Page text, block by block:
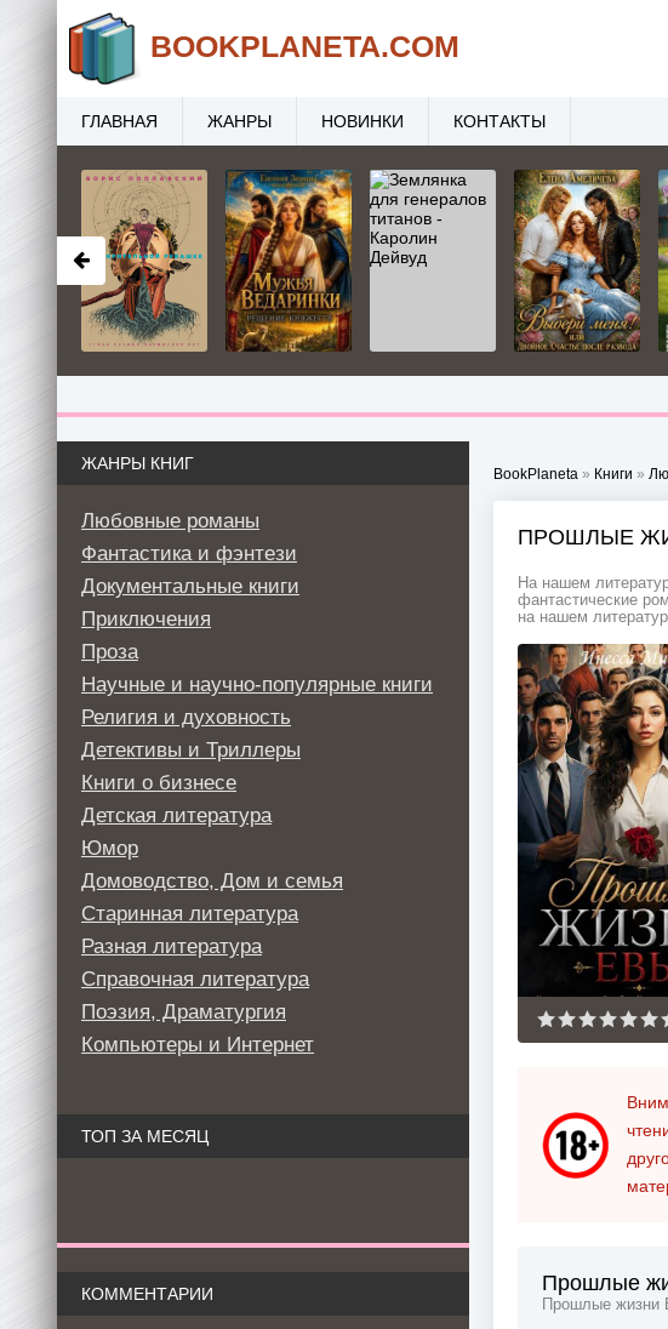
BookPlaneta » Книги »
ПРОШЛЫЕ
На нашем
фантастические
на нашем
Прошлые
Прошлые жизни
ЖАНРЫ КНИГ
Любовные романы
Фантастика и фэнтези
Документальные книги
Приключения
Проза
Научные и научно-популярные книги
Религия и духовность
Детективы и Триллеры
Книги о бизнесе
Детская литература
Юмор
Домоводство, Дом и семья
Старинная литература
Разная литература
Справочная литература
Поэзия, Драматургия
Компьютеры и Интернет
ТОП ЗА МЕСЯЦ
КОММЕНТАРИИ
BOOKPLANETA.COM
ГЛАВНАЯ ЖАНРЫ НОВИНКИ КОНТАКТЫ